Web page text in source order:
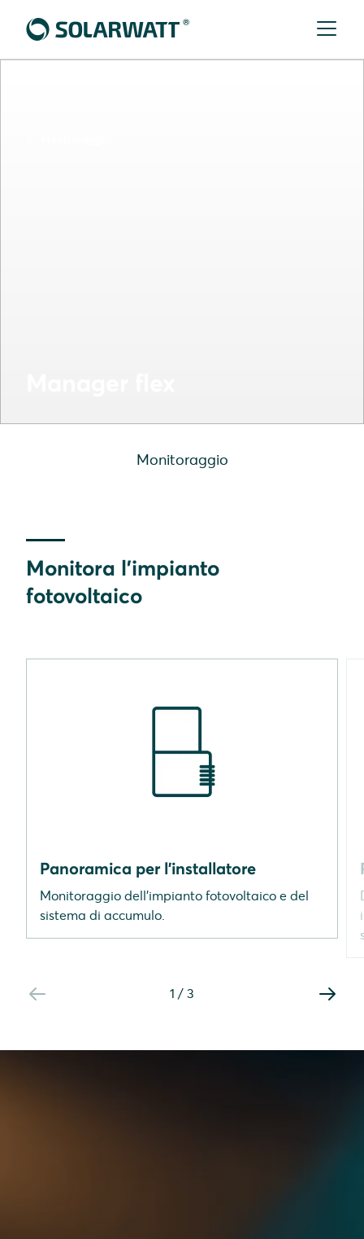
Monitoraggio
Monitora l'impianto
fotovoltaico
Panoramica per l'installatore
Monitoraggio dell'impianto fotovoltaico e del
sistema di accumulo.
1 / 3